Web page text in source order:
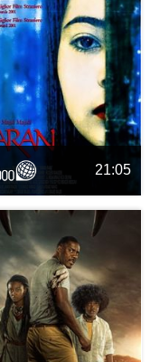
21:05